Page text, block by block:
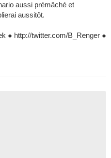
aussi prémâché et
aussitôt.
● http://twitter.com/B_Renger ●